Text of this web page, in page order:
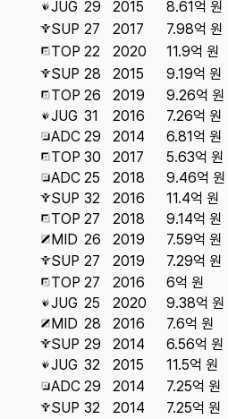
JUG 29 2015 8.61억 원
SUP 27 2017 7.98억 원
TOP 22 2020 11.9억 원
SUP 28 2015 9.19억 원
TOP 26 2019 9.26억 원
JUG 31 2016 7.26억 원
ADC 29 2014 6.81억 원
TOP 30 2017 5.63억 원
ADC 25 2018 9.46억 원
SUP 32 2016 11.4억 원
TOP 27 2018 9.14억 원
MID 26 2019 7.59억 원
SUP 27 2019 7.29억 원
TOP 27 2016 6억 원
JUG 25 2020 9.38억 원
MID 28 2016 7.6억 원
SUP 29 2014 6.56억 원
JUG 32 2015 11.5억 원
ADC 29 2014 7.25억 원
SUP 32 2014 7.25억 원